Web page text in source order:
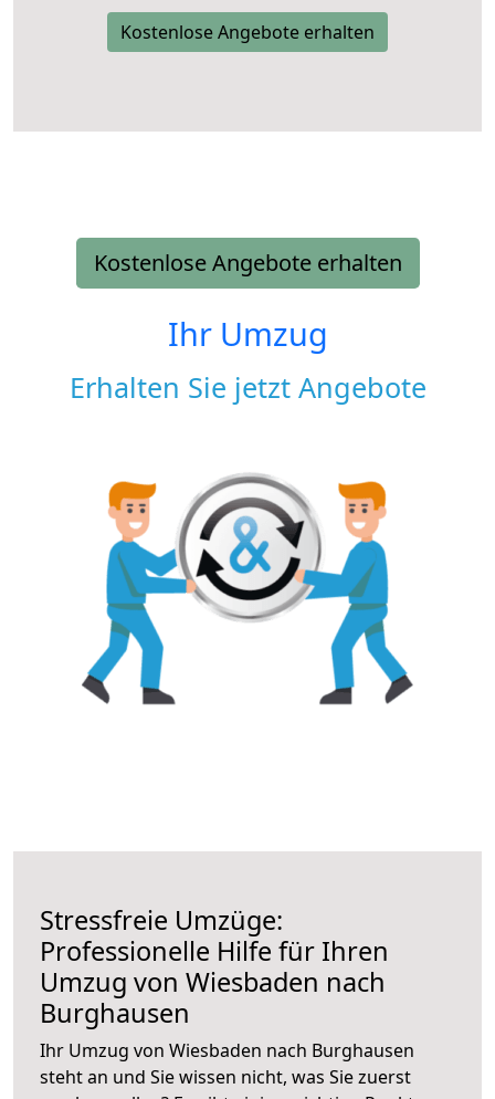
Kostenlose Angebote erhalten
Kostenlose Angebote erhalten
Ihr Umzug
Erhalten Sie jetzt Angebote
Stressfreie Umzüge:
Professionelle Hilfe für Ihren
Umzug von Wiesbaden nach
Burghausen
Ihr Umzug von Wiesbaden nach Burghausen
steht an und Sie wissen nicht, was Sie zuerst